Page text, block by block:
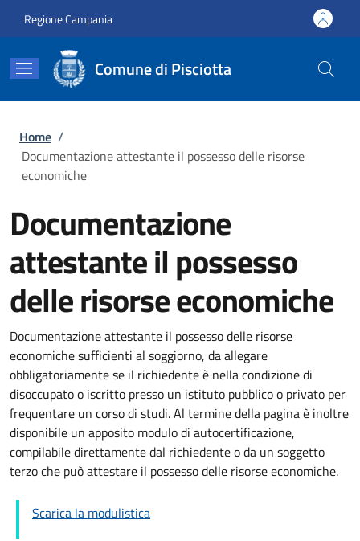
Regione Campania
Comune di Pisciotta
Briciole di pane
Home /
Documentazione attestante il possesso delle risorse
economiche
Documentazione
attestante il possesso
delle risorse economiche
Documentazione attestante il possesso delle risorse
economiche sufficienti al soggiorno, da allegare
obbligatoriamente se il richiedente è nella condizione di
disoccupato o iscritto presso un istituto pubblico o privato per
frequentare un corso di studi. Al termine della pagina è inoltre
disponibile un apposito modulo di autocertificazione,
compilabile direttamente dal richiedente o da un soggetto
terzo che può attestare il possesso delle risorse economiche.
Scarica la modulistica